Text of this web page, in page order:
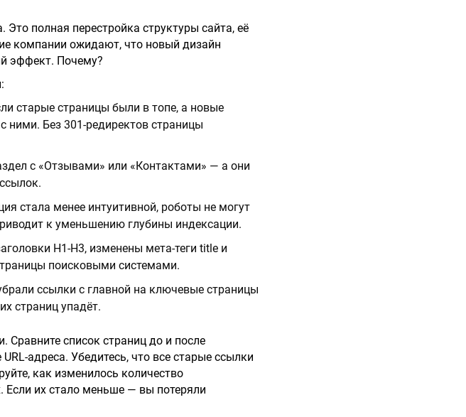
полная перестройка структуры сайта, её
компании ожидают, что новый дизайн
эффект. Почему?
старые страницы были в топе, а новые
ними. Без 301-редиректов страницы
с «Отзывами» или «Контактами» — а они
стала менее интуитивной, роботы не могут
к уменьшению глубины индексации.
H1-H3, изменены мета-теги title и
поисковыми системами.
ссылки с главной на ключевые страницы
страниц упадёт.
Сравните список страниц до и после
адреса. Убедитесь, что все старые ссылки
как изменилось количество
Если их стало меньше — вы потеряли